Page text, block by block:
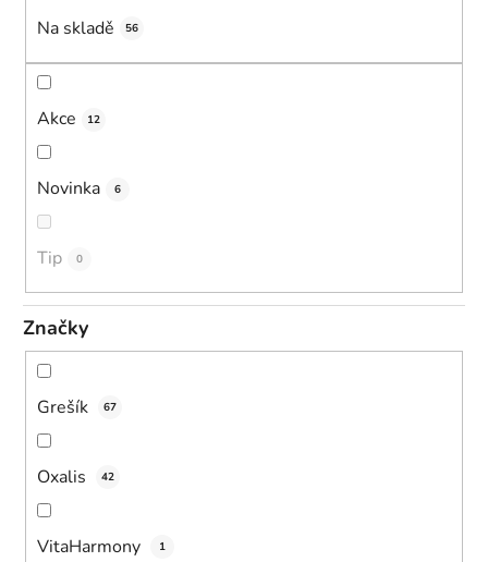
Na skladě 56
Akce 12
Novinka 6
Tip 0
Značky
Grešík 67
Oxalis 42
VitaHarmony 1